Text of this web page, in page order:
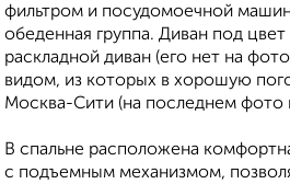
фильтром и посудомоечной
обеденная группа. Диван под
раскладной диван (его нет на
видом, из которых в хорошую
Москва-Сити (на последнем фото
В спальне расположена
с подъемным механизмом,